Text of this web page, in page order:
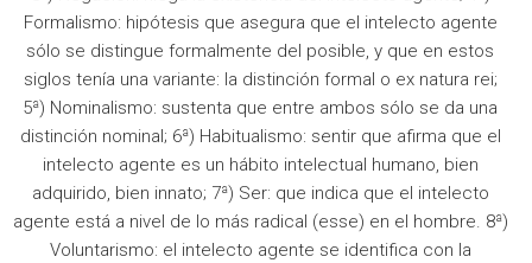
Formalismo: hipótesis que asegura que el intelecto agente
sólo se distingue formalmente del posible, y que en estos
siglos tenía una variante: la distinción formal o ex natura rei;
5ª) Nominalismo: sustenta que entre ambos sólo se da una
distinción nominal; 6ª) Habitualismo: sentir que afirma que el
intelecto agente es un hábito intelectual humano, bien
adquirido, bien innato; 7ª) Ser: que indica que el intelecto
agente está a nivel de lo más radical (esse) en el hombre. 8ª)
Voluntarismo: el intelecto agente se identifica con la